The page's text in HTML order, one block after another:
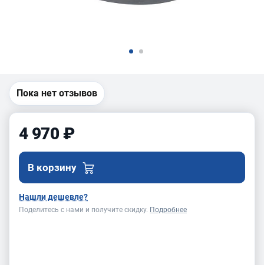
Пока нет отзывов
4 970 ₽
В корзину
Нашли дешевле?
Поделитесь с нами и получите скидку. Подробнее